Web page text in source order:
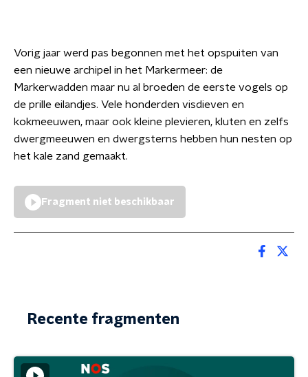
Vorig jaar werd pas begonnen met het opspuiten van
een nieuwe archipel in het Markermeer: de
Markerwadden maar nu al broeden de eerste vogels op
de prille eilandjes. Vele honderden visdieven en
kokmeeuwen, maar ook kleine plevieren, kluten en zelfs
dwergmeeuwen en dwergsterns hebben hun nesten op
het kale zand gemaakt.
Fragment niet beschikbaar
Recente fragmenten